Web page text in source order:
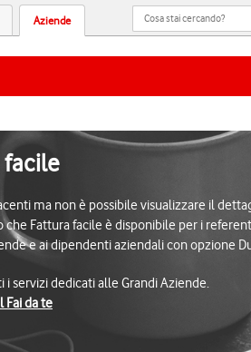
Aziende
facile
ma non è possibile visualizzare il
che Fattura facile è disponibile per i
e ai dipendenti aziendali con opzione
i servizi dedicati alle Grandi Aziende.
Fai da te